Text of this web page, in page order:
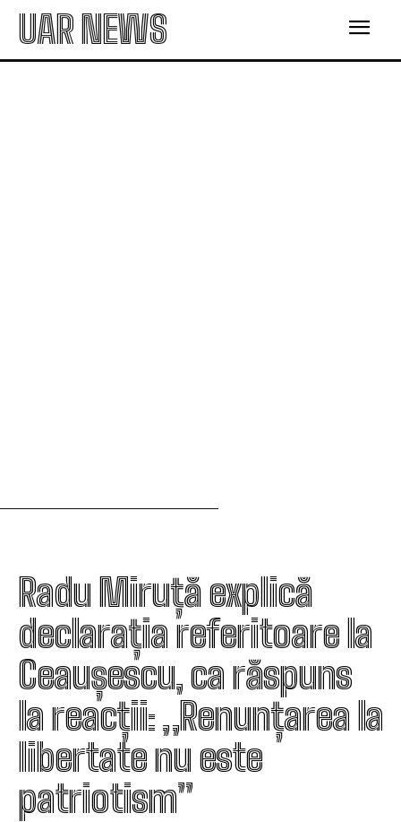
UAR NEWS
Radu Miruță explică
declarația referitoare la
Ceaușescu, ca răspuns
la reacții: „Renunțarea la
libertate nu este
patriotism”